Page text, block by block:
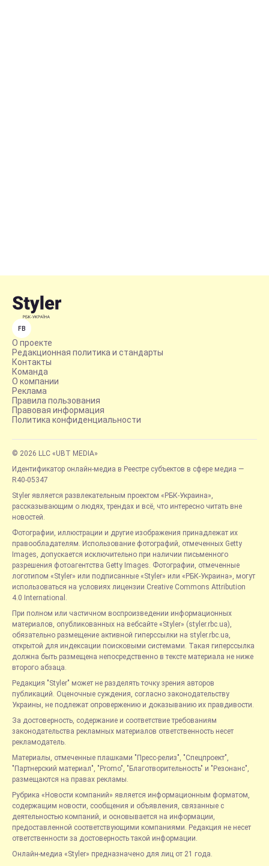
FB
О проекте
Редакционная политика и стандарты
Контакты
Команда
О компании
Реклама
Правила пользования
Правовая информация
Политика конфиденциальности
© 2026 LLC «UBT MEDIA»
Идентификатор онлайн-медиа в Реестре субъектов в сфере медиа —
R40-05347
Styler является развлекательным проектом «РБК-Украина»,
рассказывающим о людях, трендах и всё, что интересно читать вне
новостей.
Фотографии, иллюстрации и другие изображения принадлежат их
правообладателям. Использование фотографий, отмеченных Getty
Images, допускается исключительно при наличии письменного
разрешения фотоагентства Getty Images. Фотографии, отмеченные
логотипом «Styler» или подписанные «Styler» или «РБК-Украина», могут
использоваться на условиях лицензии Creative Commons Attribution
4.0 International.
При полном или частичном воспроизведении информационных
материалов, опубликованных на вебсайте «Styler» (styler.rbc.ua),
обязательно размещение активной гиперссылки на styler.rbc.ua,
открытой для индексации поисковыми системами. Такая гиперссылка
должна быть размещена непосредственно в тексте материала не ниже
второго абзаца.
Редакция "Styler" может не разделять точку зрения авторов
публикаций. Оценочные суждения, согласно законодательству
Украины, не подлежат опровержению и доказыванию их правдивости.
За достоверность, содержание и соответствие требованиям
законодательства рекламных материалов ответственность несет
рекламодатель.
Материалы, отмеченные плашками "Пресс-релиз", "Спецпроект",
"Партнерский материал", "Promo", "Благотворительность" и "Резонанс",
размещаются на правах рекламы.
Рубрика «Новости компаний» является информационным форматом,
содержащим новости, сообщения и объявления, связанные с
деятельностью компаний, и основывается на информации,
предоставленной соответствующими компаниями. Редакция не несет
ответственности за достоверность такой информации.
Онлайн-медиа «Styler» предназначено для лиц от 21 года.